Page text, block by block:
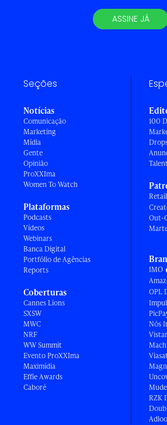
ASSINE JÁ
Seções
Notícias
Comunicação
Marketing
Mídia
Gente
Opinião
ProXXIma
Women To Watch
Plataformas
Podcasts
Vídeos
Webinars
Banca Digital
Portfólio de Agências
Reports
Coberturas
Cannes Lions
SXSW
MWC
NRF
WW Summit
Evento ProXXIma
Maximídia
Effie Awards
Caboré
100
Out-
IMO
OPL
Nós
Mude
RZK